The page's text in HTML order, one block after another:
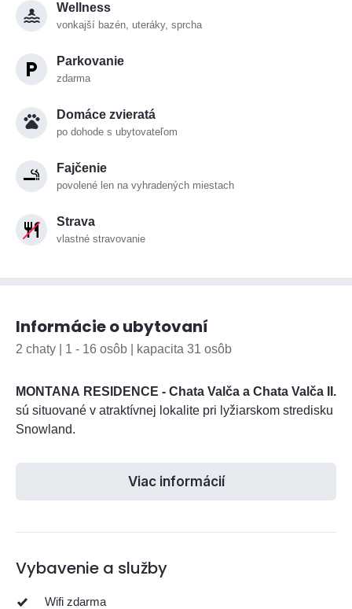
Wellness
vonkajší bazén, uteráky, sprcha
Parkovanie
zdarma
Domáce zvieratá
po dohode s ubytovateľom
Fajčenie
povolené len na vyhradených miestach
Strava
vlastné stravovanie
Informácie o ubytovaní
2 chaty | 1 - 16 osôb | kapacita 31 osôb
MONTANA RESIDENCE - Chata Valča a Chata Valča II.
sú situované v atraktívnej lokalite pri lyžiarskom stredisku
Snowland.
Viac informácií
Vybavenie a služby
Wifi zdarma